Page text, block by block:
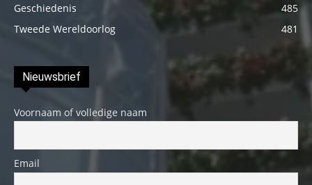
Geschiedenis
485
Tweede Wereldoorlog
481
Nieuwsbrief
Voornaam of volledige naam
Email